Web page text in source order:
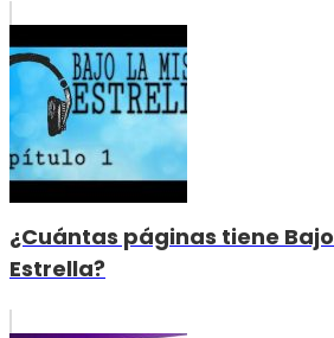
¿Cuántas páginas tiene
Estrella?